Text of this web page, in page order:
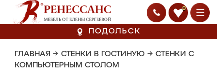
0
ПОДОЛЬСК
ГЛАВНАЯ → СТЕНКИ В ГОСТИНУЮ → СТЕНКИ С
КОМПЬЮТЕРНЫМ СТОЛОМ